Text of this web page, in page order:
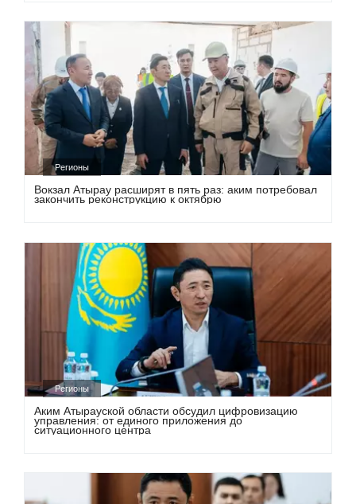
Регионы
Вокзал Атырау расширят в пять раз: аким потребовал
закончить реконструкцию к октябрю
Регионы
Аким Атырауской области обсудил цифровизацию
управления: от единого приложения до
ситуационного центра